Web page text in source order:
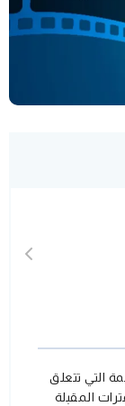
التي تتعلق
المقبلة